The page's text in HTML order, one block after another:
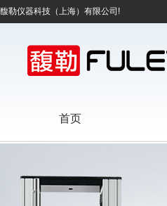
馥勒仪器科技（上海）有限公司!
首页